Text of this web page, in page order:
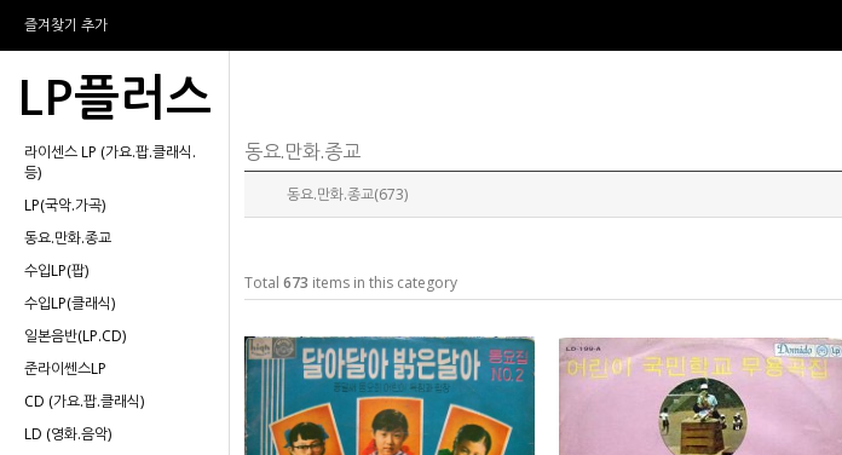
즐겨찾기 추가
LP플러스
라이센스 LP (가요.팝.클래식.
등)
LP(국악.가곡)
동요.만화.종교
수입LP(팝)
수입LP(클래식)
일본음반(LP.CD)
준라이쎈스LP
CD (가요.팝.클래식)
LD (영화.음악)
동요.만화.종교
동요.만화.종교(673)
Total 673 items in this category